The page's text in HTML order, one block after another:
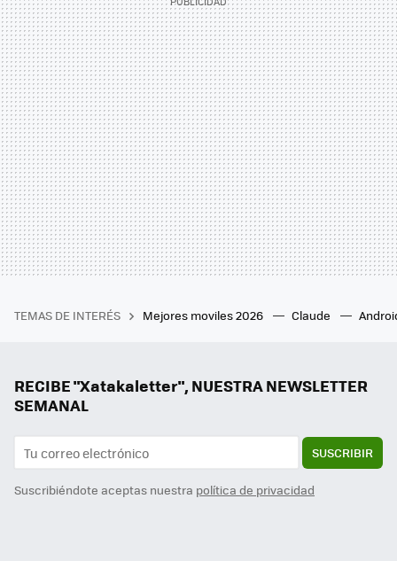
TEMAS DE INTERÉS Mejores moviles 2026 Claude
RECIBE "Xatakaletter", NUESTRA NEWSLETTER
SEMANAL
SUSCRIBIR
Suscribiéndote aceptas nuestra política de privacidad